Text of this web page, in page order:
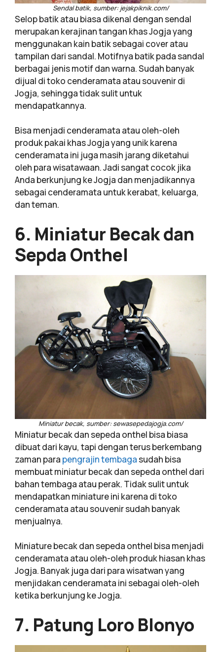
Sendal batik, sumber: jejakpiknik.com/
Selop batik atau biasa dikenal dengan sendal
merupakan kerajinan tangan khas Jogja yang
menggunakan kain batik sebagai cover atau
tampilan dari sandal. Motifnya batik pada sandal
berbagai jenis motif dan warna. Sudah banyak
dijual di toko cenderamata atau souvenir di
Jogja, sehingga tidak sulit untuk
mendapatkannya.
Bisa menjadi cenderamata atau oleh-oleh
produk pakai khas Jogja yang unik karena
cenderamata ini juga masih jarang diketahui
oleh para wisatawaan. Jadi sangat cocok jika
Anda berkunjung ke Jogja dan menjadikannya
sebagai cenderamata untuk kerabat, keluarga,
dan teman.
6. Miniatur Becak dan
Sepda Onthel
Miniatur becak, sumber: sewasepedajogja.com/
Miniatur becak dan sepeda onthel bisa biasa
dibuat dari kayu, tapi dengan terus berkembang
zaman para pengrajin tembagasudah bisa
membuat miniatur becak dan sepeda onthel dari
bahan tembaga atau perak. Tidak sulit untuk
mendapatkan miniature ini karena di toko
cenderamata atau souvenir sudah banyak
menjualnya.
Miniature becak dan sepeda onthel bisa menjadi
cenderamata atau oleh-oleh produk hiasan khas
Jogja. Banyak juga dari para wisatwan yang
menjidakan cenderamata ini sebagai oleh-oleh
ketika berkunjung ke Jogja.
7. Patung Loro Blonyo